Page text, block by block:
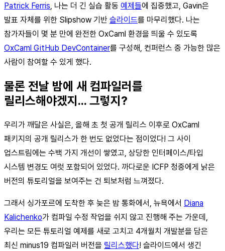
Patrick Ferris , 나는 더 긴 실습 활동 예제들에 집중했고, Gavin은
발표 자체를 위한 Slipshow 기반 슬라이드를 마무리했다. 나는
참가자들이 몇 분 만에 완전한 OxCaml 환경을 띄울 수 있도록
OxCaml GitHub DevContainer를 구성해, 컨퍼런스 중 가능한 많은
사람이 참여할 수 있게 했다.
물론 전날 밤에 새 컴파일러를
릴리스해야겠지... 그렇지?
우리가 깨달은 사실은, 올해 초 첫 공개 릴리스 이후로 OxCaml
패키지의 공개 릴리스가 한 번도 없었다는 점이었다! 그 사이
업스트림에는 수백 가지 개선이 쌓였고, 상당한 인터페이스/타입
시스템 변경도 여럿 포함되어 있었다. 까다로운 ICFP 청중에게 낡은
버전의 튜토리얼을 보여주는 건 퇴보처럼 느껴졌다.
그래서 싱가포르에 도착한 후 늦은 밤 통화에서, 뉴욕에서 Diana
Kalichenko가 컴파일 수정 작업을 쉬지 않고 진행해 주는 가운데,
우리는 모든 튜토리얼 예제를 새로 고치고 4개월치 개발분을 담은
최신 minus19 컴파일러 버전을 릴리스했다! 슬라이드에서 생긴